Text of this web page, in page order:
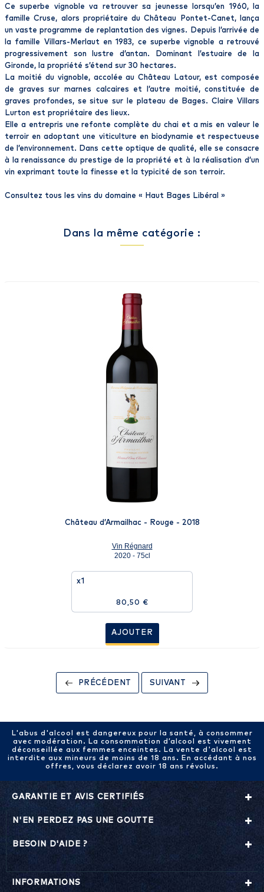
Ce superbe vignoble va retrouver sa jeunesse lorsqu’en 1960, la
famille Cruse, alors propriétaire du Château Pontet-Canet, lança
un vaste programme de replantation des vignes. Depuis l’arrivée de
la famille Villars-Merlaut en 1983, ce superbe vignoble a retrouvé
progressivement son lustre d’antan. Dominant l’estuaire de la
Gironde, la propriété s’étend sur 30 hectares.
La moitié du vignoble, accolée au Château Latour, est composée
de graves sur marnes calcaires et l’autre moitié, constituée de
graves profondes, se situe sur le plateau de Bages. Claire Villars
Lurton est propriétaire des lieux.
Elle a entrepris une refonte complète du chai et a mis en valeur le
terroir en adoptant une viticulture en biodynamie et respectueuse
de l’environnement. Dans cette optique de qualité, elle se consacre
à la renaissance du prestige de la propriété et à la réalisation d’un
vin exprimant toute la finesse et la typicité de son terroir.
Consultez tous les vins du domaine « Haut Bages Libéral »
Dans la même catégorie :
Château d’Armailhac - Rouge - 2018
Vin Régnard
2020 - 75cl
x1
80,50 €
AJOUTER
PRÉCÉDENT SUIVANT
L'abus d'alcool est dangereux pour la santé, à consommer
avec modération. La consommation d’alcool est vivement
déconseillée aux femmes enceintes. La vente d'alcool est
interdite aux mineurs de moins de 18 ans. En accédant à nos
offres, vous déclarez avoir 18 ans révolus.
GARANTIE ET AVIS CERTIFIÉS
N'EN PERDEZ PAS UNE GOUTTE
BESOIN D'AIDE ?
INFORMATIONS